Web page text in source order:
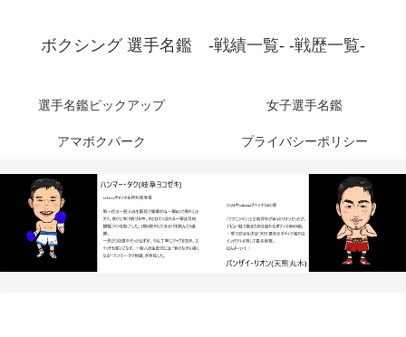
ボクシング 選手名鑑 -戦績一覧- -戦歴一覧-
選手名鑑ピックアップ 女子選手名鑑
アマボクパーク プライバシーポリシー